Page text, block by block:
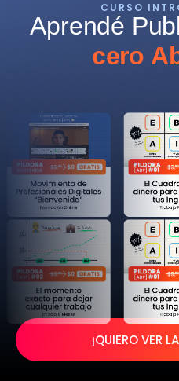
CURSO
Aprendé
cero
¡QUIERO VER